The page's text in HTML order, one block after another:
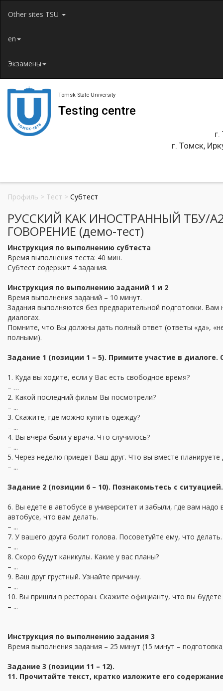
Other sites TSU
en
Экзамены
Tomsk State University
Testing centre
г. Томск,
Профиль > Тест > Субтест
РУССКИЙ КАК ИНОСТРАННЫЙ ТБУ/
ГОВОРЕНИЕ (демо-тест)
Инструкция по выполнению субтеста
Время выполнения теста: 40 мин.
Субтест содержит 4 задания.
Инструкция по выполнению заданий 1 и 2
Время выполнения заданий – 10 минут.
Задания выполняются без предварительной подготовки. Вам
диалогах.
Помните, что Вы должны дать полный ответ (ответы «да»,
полными).
Задание 1 (позиции 1 – 5). Примите участие в диалоге.
1. Куда вы ходите, если у Вас есть свободное время?
– …
2. Какой последний фильм Вы посмотрели?
– ...
3. Скажите, где можно купить одежду?
– ...
4. Вы вчера были у врача. Что случилось?
– ...
5. Через неделю приедет Ваш друг. Что вы вместе планируете
– ...
Задание 2 (позиции 6 – 10). Познакомьтесь с
6. Вы едете в автобусе в университет и забыли, где вам надо
автобусе, что вам делать.
– ...
7. У вашего друга болит голова. Посоветуйте ему, что делать.
– ...
8. Скоро будут каникулы. Какие у вас планы?
– ...
9. Ваш друг грустный. Узнайте причину.
– ...
10. Вы пришли в ресторан. Скажите официанту, что вы будете
– ...
Инструкция по выполнению задания 3
Время выполнения задания – 25 минут (15 минут –
Задание 3 (позиции 11 – 12).
11. Прочитайте текст, кратко изложите его